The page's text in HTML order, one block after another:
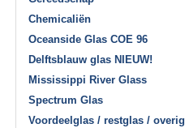
Chemicaliën
Oceanside Glas COE 96
Delftsblauw glas NIEUW!
Mississippi River Glass
Spectrum Glas
Voordeelglas / restglas / overig